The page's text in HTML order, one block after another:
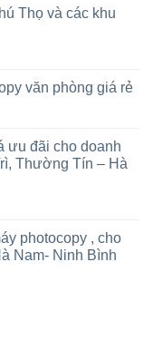
Thọ và các khu
văn phòng giá rẻ
ưu đãi cho doanh
Thường Tín – Hà
photocopy , cho
Nam- Ninh Bình